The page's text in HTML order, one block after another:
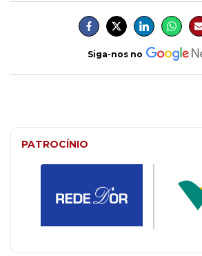
Siga-nos no
PATROCÍNIO